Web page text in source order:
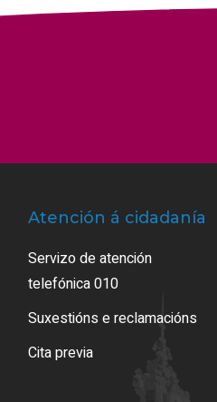
Atención á cidadanía
Servizo de atención
telefónica 010
Suxestións e reclamacións
Cita previa